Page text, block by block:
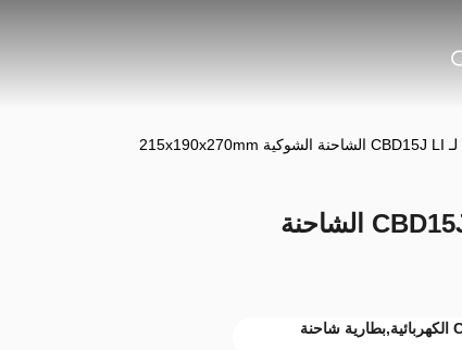
25.6 فولت 40AH بطارية الكهربائية لـ CBD15J LI الشاحنة
بطارية 40AH الكهربائية لمقبض الحافلات,بطارية CBD15J LI الكهربائية,بطارية شاحنة